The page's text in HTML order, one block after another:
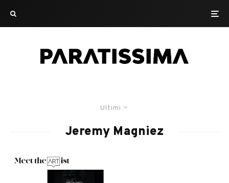
Ultimi
Jeremy Magniez